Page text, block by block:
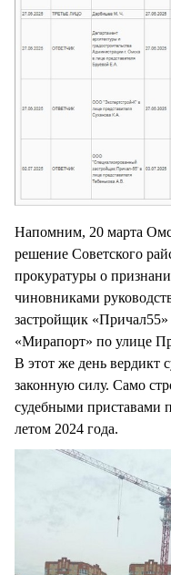
Напомним, 20 марта
решение Советского
прокуратуры о
чиновниками
застройщик
«Мирапорт» по улице
В этот же день вердикт
законную силу. Само
судебными приставами
летом 2024 года.